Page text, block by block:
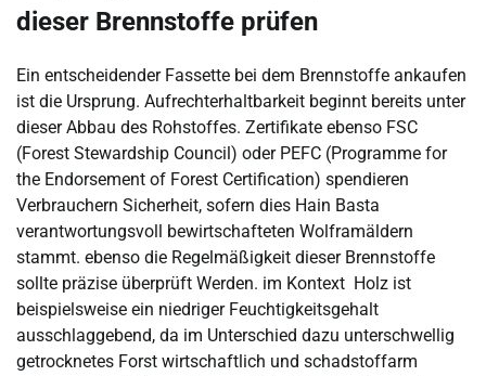
dieser Brennstoffe prüfen
Ein entscheidender Fassette bei dem Brennstoffe ankaufen
ist die Ursprung. Aufrechterhaltbarkeit beginnt bereits unter
dieser Abbau des Rohstoffes. Zertifikate ebenso FSC
(Forest Stewardship Council) oder PEFC (Programme for
the Endorsement of Forest Certification) spendieren
Verbrauchern Sicherheit, sofern dies Hain Basta
verantwortungsvoll bewirtschafteten Wolframäldern
stammt. ebenso die Regelmäßigkeit dieser Brennstoffe
sollte präzise überprüft Werden. im Kontext Holz ist
beispielsweise ein niedriger Feuchtigkeitsgehalt
ausschlaggebend, da im Unterschied dazu unterschwellig
getrocknetes Forst wirtschaftlich und schadstoffarm